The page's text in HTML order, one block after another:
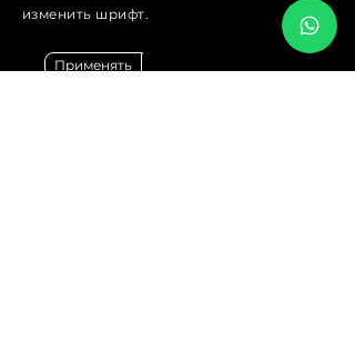
изменить шрифт.
Применять